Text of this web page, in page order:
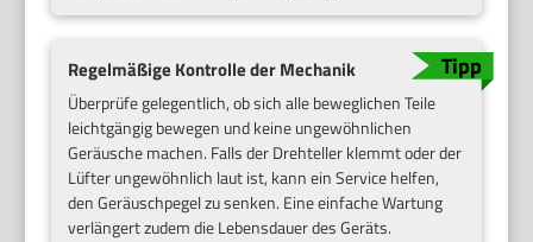
Regelmäßige Kontrolle der Mechanik
Überprüfe gelegentlich, ob sich alle beweglichen Teile
leichtgängig bewegen und keine ungewöhnlichen
Geräusche machen. Falls der Drehteller klemmt oder der
Lüfter ungewöhnlich laut ist, kann ein Service helfen,
den Geräuschpegel zu senken. Eine einfache Wartung
verlängert zudem die Lebensdauer des Geräts.